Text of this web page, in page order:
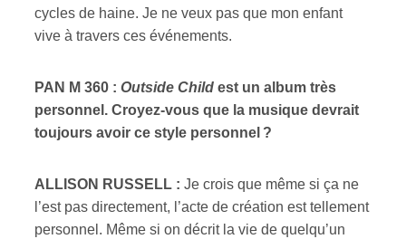
cycles de haine. Je ne veux pas que mon enfant
vive à travers ces événements.
PAN M 360 : Outside Child est un album très
personnel. Croyez-vous que la musique devrait
toujours avoir ce style personnel ?
ALLISON RUSSELL : Je crois que même si ça ne
l’est pas directement, l’acte de création est tellement
personnel. Même si on décrit la vie de quelqu’un